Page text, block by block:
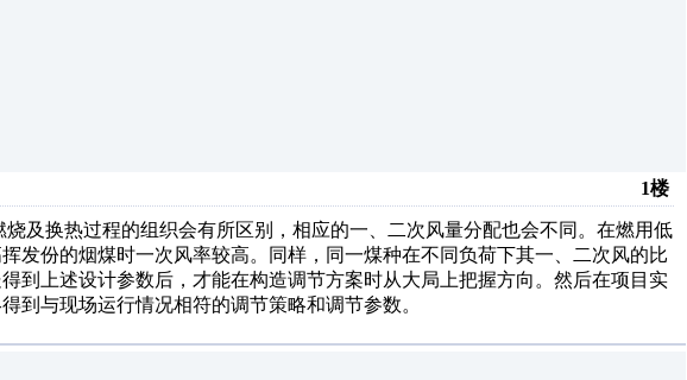
1楼
及换热过程的组织会有所区别，相应的一、二次风量分配也会不同。在燃用低
发份的烟煤时一次风率较高。同样，同一煤种在不同负荷下其一、二次风的比
到上述设计参数后，才能在构造调节方案时从大局上把握方向。然后在项目实
到与现场运行情况相符的调节策略和调节参数。